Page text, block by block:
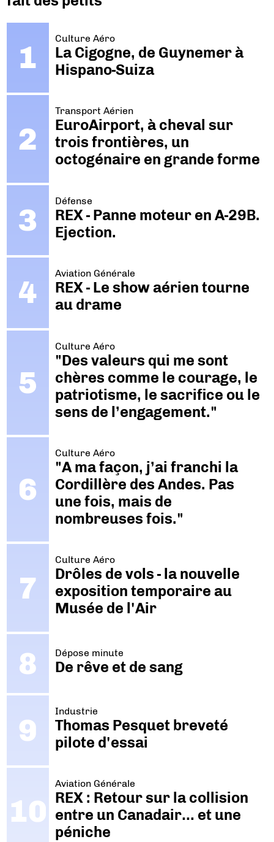
Culture Aéro
La Cigogne, de Guynemer à
Hispano-Suiza
Transport Aérien
EuroAirport, à cheval sur
trois frontières, un
octogénaire en grande forme
Défense
REX - Panne moteur en A-29B.
Ejection.
Aviation Générale
REX - Le show aérien tourne
au drame
Culture Aéro
"Des valeurs qui me sont
chères comme le courage, le
patriotisme, le sacrifice ou le
sens de l’engagement."
Culture Aéro
"A ma façon, j’ai franchi la
Cordillère des Andes. Pas
une fois, mais de
nombreuses fois."
Culture Aéro
Drôles de vols - la nouvelle
exposition temporaire au
Musée de l'Air
Dépose minute
De rêve et de sang
Industrie
Thomas Pesquet breveté
pilote d'essai
Aviation Générale
REX : Retour sur la collision
entre un Canadair… et une
péniche